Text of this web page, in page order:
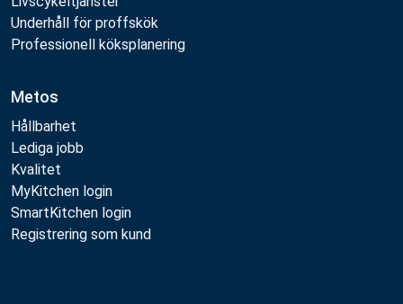
Underhåll för proffskök
Professionell köksplanering
Metos
Hållbarhet
Lediga jobb
Kvalitet
MyKitchen login
SmartKitchen login
Registrering som kund